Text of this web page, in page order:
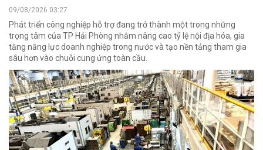
09/08/2026 03:27
Phát triển công nghiệp hỗ trợ đang trở thành một trong những
trọng tâm của TP Hải Phòng nhằm nâng cao tỷ lệ nội địa hóa, gia
tăng năng lực doanh nghiệp trong nước và tạo nền tảng tham gia
sâu hơn vào chuỗi cung ứng toàn cầu.